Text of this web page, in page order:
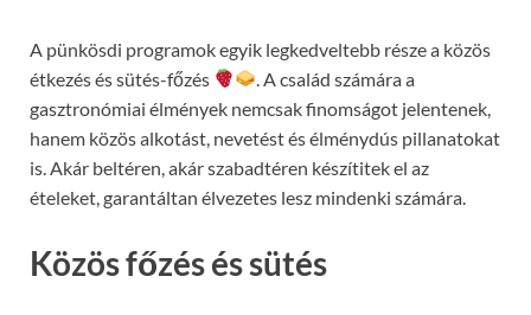
A pünkösdi programok egyik legkedveltebb része a közös
étkezés és sütés-főzés
. A család számára a
gasztronómiai élmények nemcsak finomságot jelentenek,
hanem közös alkotást, nevetést és élménydús pillanatokat
is. Akár beltéren, akár szabadtéren készítitek el az
ételeket, garantáltan élvezetes lesz mindenki számára.
Közös főzés és sütés